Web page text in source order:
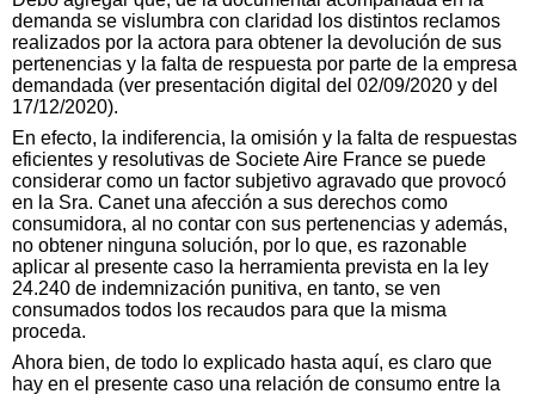
demanda se vislumbra con claridad los distintos reclamos
realizados por la actora para obtener la devolución de sus
pertenencias y la falta de respuesta por parte de la empresa
demandada (ver presentación digital del 02/09/2020 y del
17/12/2020).
En efecto, la indiferencia, la omisión y la falta de respuestas
eficientes y resolutivas de Societe Aire France se puede
considerar como un factor subjetivo agravado que provocó
en la Sra. Canet una afección a sus derechos como
consumidora, al no contar con sus pertenencias y además,
no obtener ninguna solución, por lo que, es razonable
aplicar al presente caso la herramienta prevista en la ley
24.240 de indemnización punitiva, en tanto, se ven
consumados todos los recaudos para que la misma
proceda.
Ahora bien, de todo lo explicado hasta aquí, es claro que
hay en el presente caso una relación de consumo entre la